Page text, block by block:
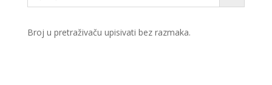
Broj u pretraživaču upisivati bez razmaka.